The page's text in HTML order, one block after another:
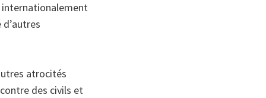
internationalement
atrocités
des civils et